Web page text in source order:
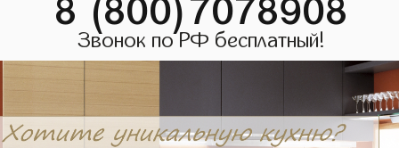
Звонок по РФ бесплатный!